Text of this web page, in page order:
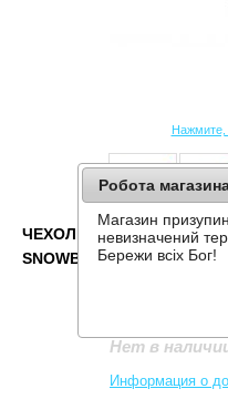
Нажмите,
ЧЕХОЛ ДЛЯ СНОУБОРДА
SNOWBOARD BAG 165CM
Нет в
Информация о
Робота
Магазин
невизначений
Бережи всіх Бог!